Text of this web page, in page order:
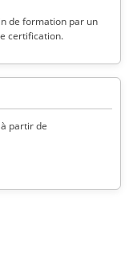
de formation par un
certification.
partir de